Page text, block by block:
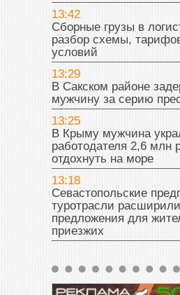
13:42
Сборные грузы в
разбор схемы,
условий
13:29
В Сакском районе
мужчину за серию
13:25
В Крыму мужчина
работодателя 2,6 млн
отдохнуть на море
13:18
Севастопольские
туротрасли
предложения для
приезжих